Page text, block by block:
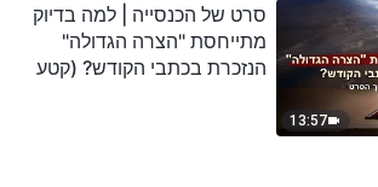
13:57
סרט של הכנסייה | למה בדיוק
מתייחסת "הצרה הגדולה"
הנזכרת בכתבי הקודש? (קטע